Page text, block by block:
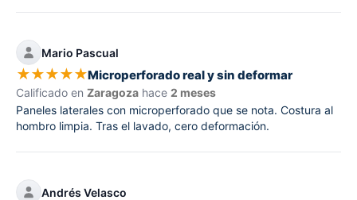
Mario Pascual
★★★★★Microperforado real y sin deformar
Calificado en Zaragoza hace 2 meses
Paneles laterales con microperforado que se nota. Costura al
hombro limpia. Tras el lavado, cero deformación.
Andrés Velasco